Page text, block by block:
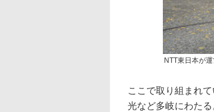
NTT東日本が
ここで取り組まれ
光など多岐にわた